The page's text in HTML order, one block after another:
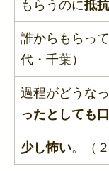
もらうのに抵
誰からもらっ
代・千葉）
過程がどうな
ったとしても
少し怖い。（